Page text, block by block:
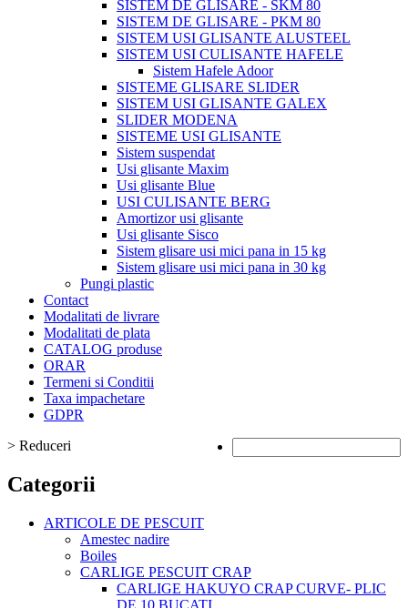
SISTEM DE GLISARE - SKM 80
SISTEM DE GLISARE - PKM 80
SISTEM USI GLISANTE ALUSTEEL
SISTEM USI CULISANTE HAFELE
Sistem Hafele Adoor
SISTEME GLISARE SLIDER
SISTEM USI GLISANTE GALEX
SLIDER MODENA
SISTEME USI GLISANTE
Sistem suspendat
Usi glisante Maxim
Usi glisante Blue
USI CULISANTE BERG
Amortizor usi glisante
Usi glisante Sisco
Sistem glisare usi mici pana in 15 kg
Sistem glisare usi mici pana in 30 kg
Pungi plastic
Contact
Modalitati de livrare
Modalitati de plata
CATALOG produse
ORAR
Termeni si Conditii
Taxa impachetare
GDPR
> Reduceri
Categorii
ARTICOLE DE PESCUIT
Amestec nadire
Boiles
CARLIGE PESCUIT CRAP
CARLIGE HAKUYO CRAP CURVE- PLIC
DE 10 BUCATI